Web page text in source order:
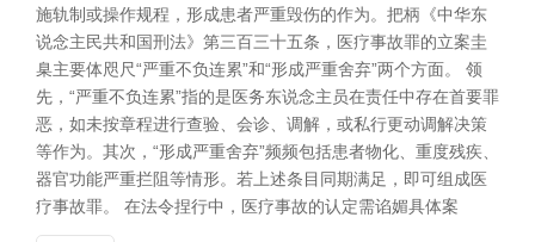
施轨制或操作规程，形成患者严重毁伤的作为。把柄《中华东
说念主民共和国刑法》第三百三十五条，医疗事故罪的立案圭
臬主要体咫尺“严重不负连累”和“形成严重舍弃”两个方面。 领
先，“严重不负连累”指的是医务东说念主员在责任中存在首要罪
恶，如未按章程进行查验、会诊、调解，或私行更动调解决策
等作为。其次，“形成严重舍弃”频频包括患者物化、重度残疾、
器官功能严重拦阻等情形。若上述条目同期满足，即可组成医
疗事故罪。 在法令捏行中，医疗事故的认定需谄媚具体案